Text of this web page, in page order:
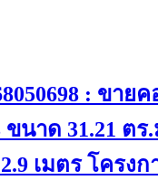
: ขาย
ขนาด 31.21 ตร
เมตร โครง